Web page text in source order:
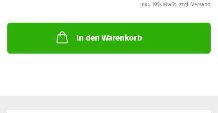
inkl. 19% MwSt. zzgl. Versand
In den Warenkorb